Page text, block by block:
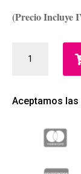
(Precio Incluye
ACORDE
ALEJANDRO
ELLA
(ALEJANDRO
Aceptamos